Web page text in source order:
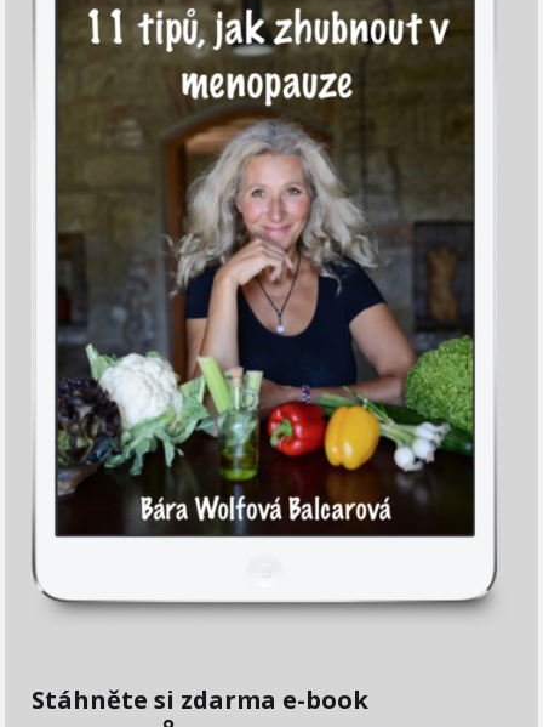
Stáhněte si zdarma e-book